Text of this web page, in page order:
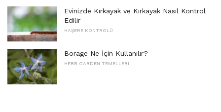
Evinizde Kırkayak ve Kırkayak Nasıl Kontrol
Edilir
HAŞERE KONTROLÜ
Borage Ne İçin Kullanılır?
HERB GARDEN TEMELLERI